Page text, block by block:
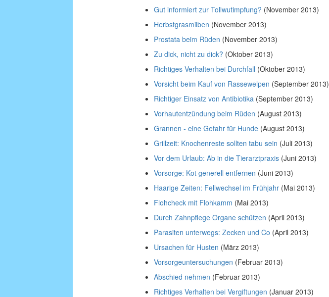
Gut informiert zur Tollwutimpfung? (November 2013)
Herbstgrasmilben (November 2013)
Prostata beim Rüden (November 2013)
Zu dick, nicht zu dick? (Oktober 2013)
Richtiges Verhalten bei Durchfall (Oktober 2013)
Vorsicht beim Kauf von Rassewelpen (September 2013)
Richtiger Einsatz von Antibiotika(September 2013)
Vorhautentzündung beim Rüden (August 2013)
Grannen - eine Gefahr für Hunde(August 2013)
Grillzeit: Knochenreste sollten tabu sein (Juli 2013)
Vor dem Urlaub: Ab in die Tierarztpraxis(Juni 2013)
Vorsorge: Kot generell entfernen (Juni 2013)
Haarige Zeiten: Fellwechsel im Frühjahr(Mai 2013)
Flohcheck mit Flohkamm (Mai 2013)
Durch Zahnpflege Organe schützen (April 2013)
Parasiten unterwegs: Zecken und Co (April 2013)
Ursachen für Husten (März 2013)
Vorsorgeuntersuchungen (Februar 2013)
Abschied nehmen (Februar 2013)
Richtiges Verhalten bei Vergiftungen (Januar 2013)